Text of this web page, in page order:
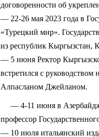
договоренности об
— 22-26 мая 2023 года в
«Турецкий мир».
из республик Кыргызстан,
— 5 июня Ректор
встретился с
Алпасланом Джейланом.
— 4-11 июня в
профессор
— 10 июля итальянский